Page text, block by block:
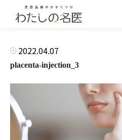
2022.04.07
placenta-injection_3